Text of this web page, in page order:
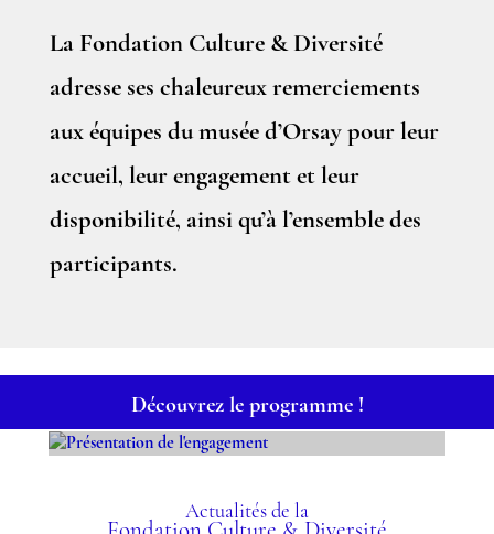
La Fondation Culture & Diversité
adresse ses chaleureux remerciements
aux équipes du musée d’Orsay pour leur
accueil, leur engagement et leur
disponibilité, ainsi qu’à l’ensemble des
participants.
Découvrez le programme !
PRÉSENTATION DE
L'ENGAGEMENT
Actualités de la